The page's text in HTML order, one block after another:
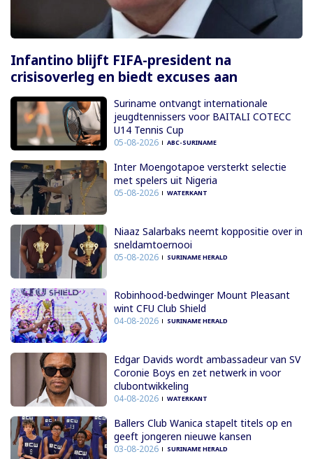
Infantino blijft FIFA-president na
crisisoverleg en biedt excuses aan
Suriname ontvangt internationale
jeugdtennissers voor BAITALI COTECC
U14 Tennis Cup
05-08-2026 ABC-SURINAME
Inter Moengotapoe versterkt selectie
met spelers uit Nigeria
05-08-2026 WATERKANT
Niaaz Salarbaks neemt koppositie over in
sneldamtoernooi
05-08-2026 SURINAME HERALD
Robinhood-bedwinger Mount Pleasant
wint CFU Club Shield
04-08-2026 SURINAME HERALD
Edgar Davids wordt ambassadeur van SV
Coronie Boys en zet netwerk in voor
clubontwikkeling
04-08-2026 WATERKANT
Ballers Club Wanica stapelt titels op en
geeft jongeren nieuwe kansen
03-08-2026 SURINAME HERALD